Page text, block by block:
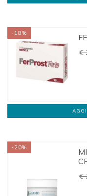
SANDOZ SpA
FIDIA
PERRIGO ITALIA Srl
Mostra tutti
CATEGORIES LEVEL
€
-18%
€
-20%